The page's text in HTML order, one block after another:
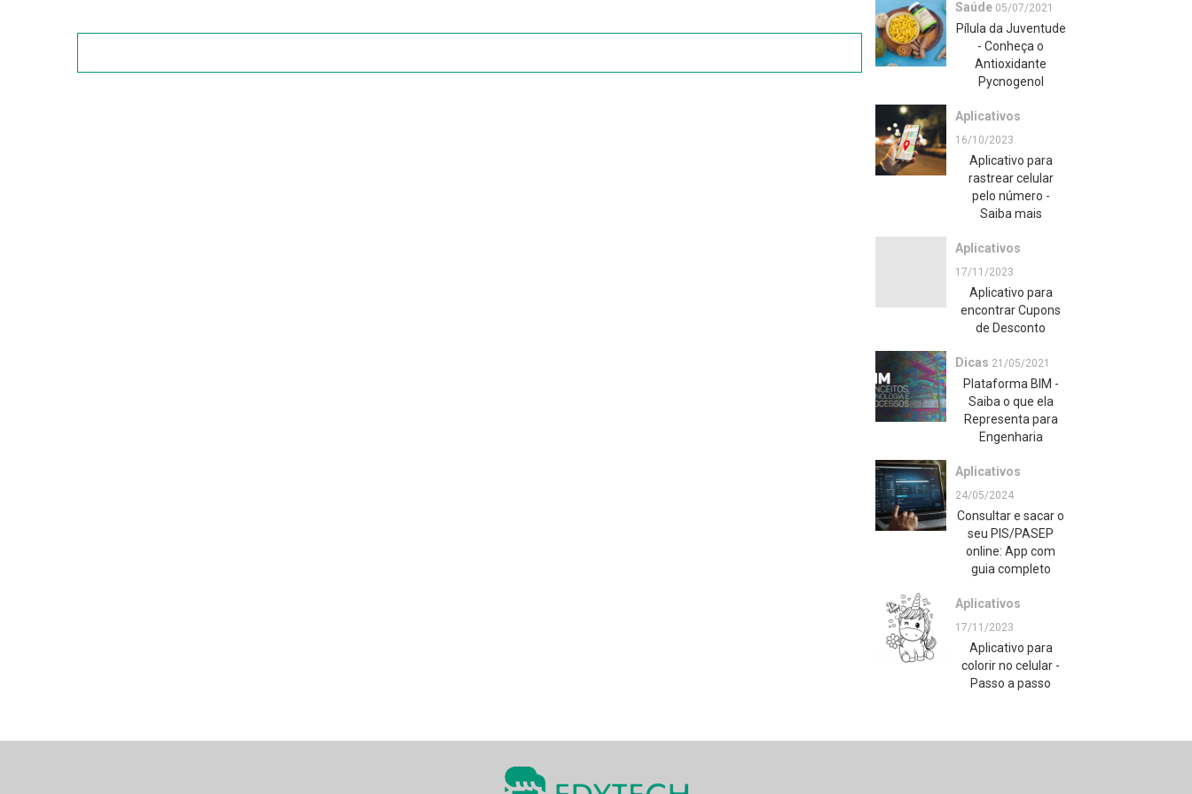
Saúde 05/07/2021
Pílula da Juventude
- Conheça o
Antioxidante
Pycnogenol
Aplicativos
16/10/2023
Aplicativo para
rastrear celular
pelo número -
Saiba mais
Aplicativos
17/11/2023
Aplicativo para
encontrar Cupons
de Desconto
Dicas 21/05/2021
Plataforma BIM -
Saiba o que ela
Representa para
Engenharia
Aplicativos
24/05/2024
Consultar e sacar o
seu PIS/PASEP
online: App com
guia completo
Aplicativos
17/11/2023
Aplicativo para
colorir no celular -
Passo a passo